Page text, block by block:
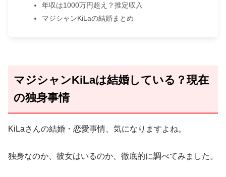
年収は1000万円超え？推定収入
マジシャンKiLaの結婚まとめ
マジシャンKiLaは結婚している？現在
の独身事情
KiLaさんの結婚・恋愛事情、気になりますよね。
独身なのか、彼女はいるのか、徹底的に調べてみました。